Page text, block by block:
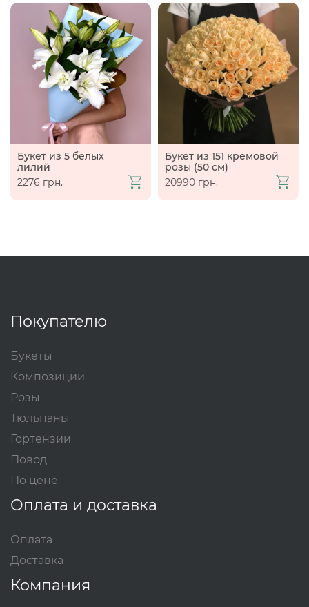
Букет из 5 белых
лилий
2276 грн.
Букет из 151 кремовой
розы (50 см)
20990 грн.
Покупателю
Букеты
Композиции
Розы
Тюльпаны
Гортензии
Повод
По цене
Оплата и доставка
Оплата
Доставка
Компания